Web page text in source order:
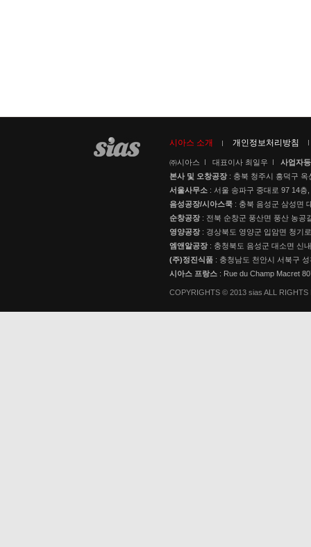
시아스 소개 개인정보처리방침
㈜시아스 대표이사 최일우
사업자
본사 및 오창공장 : 충북 청주시 흥덕구
서울사무소 : 서울 송파구 중대로 97 14층,
음성공장/시아스쿡 : 충북 음성군 삼성면
순창공장 : 전북 순창군 풍산면 풍산 농공
영양공장 : 경상북도 영양군 입암면 청기
엠앤알공장 : 충청북도 음성군 대소면 신
(주)정진식품 : 충청남도 천안시 서북구
시아스 프랑스 : Rue du Champ Macret
COPYRIGHTS © 2013 sias ALL RIGHTS